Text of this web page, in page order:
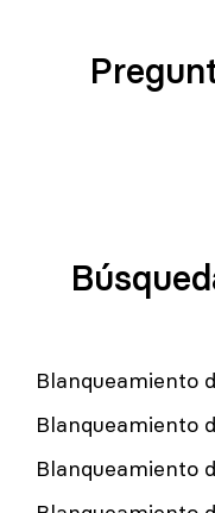
Blanqueamiento
Blanqueamiento
Blanqueamiento